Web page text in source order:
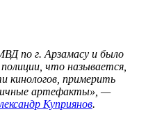
по г. Арзамасу и было
что называется,
кинологов, примерить
артефакты», —
Куприянов.